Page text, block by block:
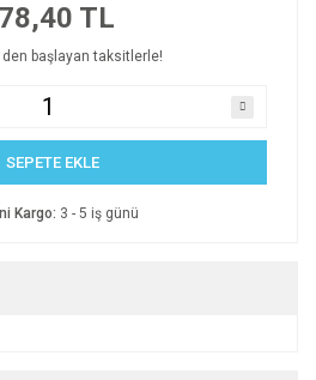
TL
den başlayan taksitlerle!
SEPETE EKLE
Kargo: 3 - 5 iş günü